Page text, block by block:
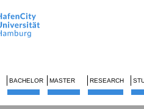
BACHELOR MASTER RESEARCH